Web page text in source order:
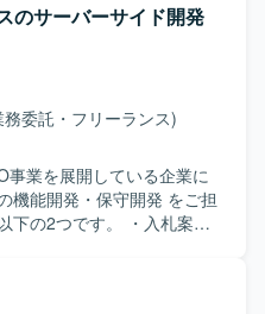
のサーバーサイド開発
務委託・フリーランス)
事業を展開している企業に
機能開発・保守開発 をご担
下の2つです。 ・入札案件